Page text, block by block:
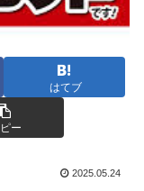
はてブ
ー
2025.05.24